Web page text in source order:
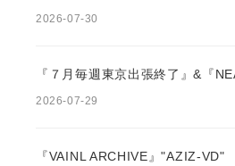
2026-07-30
『７月毎週東京出張終了』&『
2026-07-29
『VAINL ARCHIVE』"AZIZ-VD"